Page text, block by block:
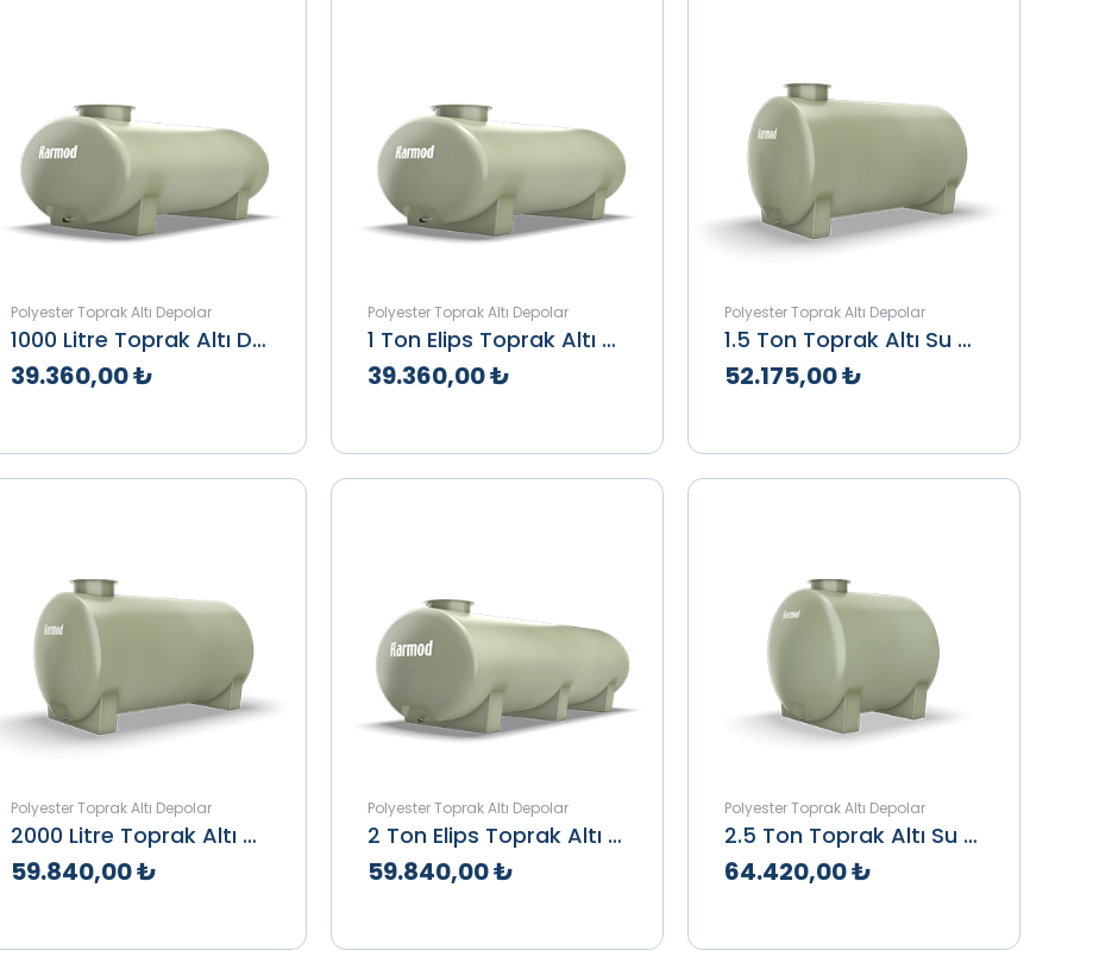
Polyester Toprak Altı Depolar
1000 Litre Toprak Altı Depo
39.360,00 ₺
Teklif Al İncele
Polyester Toprak Altı Depolar
1 Ton Elips Toprak Altı Su Deposu
39.360,00 ₺
Teklif Al İncele
Polyester Toprak Altı Depolar
1.5 Ton Toprak Altı Su Deposu
52.175,00 ₺
Teklif Al İncele
Polyester Toprak Altı Depolar
2000 Litre Toprak Altı Depo
59.840,00 ₺
Teklif Al İncele
Polyester Toprak Altı Depolar
2 Ton Elips Toprak Altı Su Deposu
59.840,00 ₺
Teklif Al İncele
Polyester Toprak Altı Depolar
2.5 Ton Toprak Altı Su Deposu
64.420,00 ₺
Teklif Al İncele